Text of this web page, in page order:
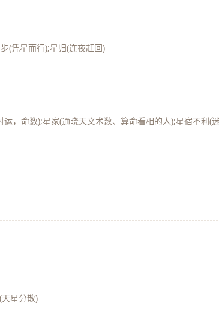
(凭星而行);星归(连夜赶回)
，命数);星家(通晓天文术数、算命看相的人);星宿不利(
星分散)